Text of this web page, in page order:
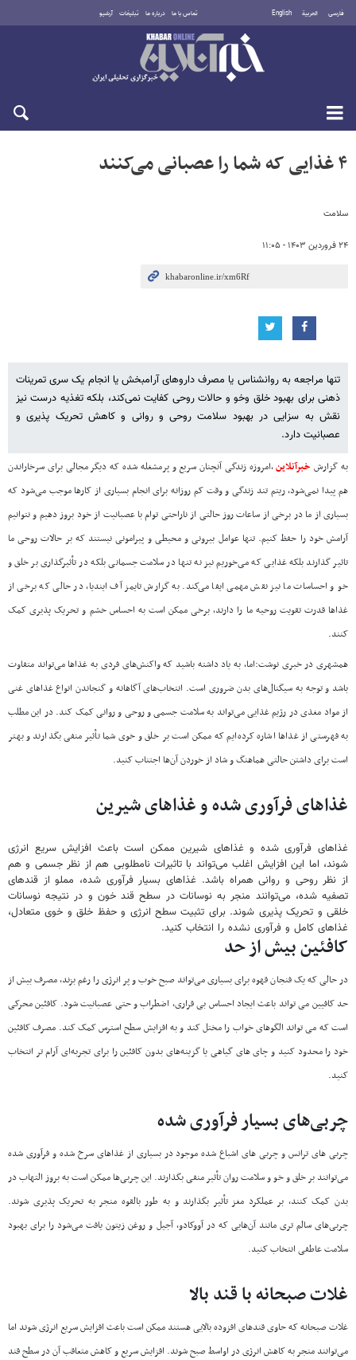
فارسی العربية English تماس با ما درباره ما تبلیغات آرشیو
پنجشنبه ۱۵ مرداد ۱۴۰۵
سلامت
۲۴ فروردین ۱۴۰۳ - ۱۱:۰۵
۴ غذایی که شما را عصبانی می‌کنند
تنها مراجعه به روانشناس یا مصرف داروهای آرامبخش یا انجام یک سری تمرینات
ذهنی برای بهبود خلق وخو و حالات روحی کفایت نمی‌کند، بلکه تغذیه درست نیز
نقش به سزایی در بهبود سلامت روحی و روانی و کاهش تحریک پذیری و
عصبانیت دارد.
به گزارش خبرآنلاین،امروزه زندگی آنچنان سریع و پرمشغله شده که دیگر مجالی برای سرخاراندن
هم پیدا نمی‌شود، ریتم تند زندگی و وقت کم روزانه برای انجام بسیاری از کارها موجب می‌شود که
بسیاری از ما در برخی از ساعات روز حالتی از ناراحتی توام با عصبانیت از خود بروز دهیم و نتوانیم
آرامش خود را حفظ کنیم. تنها عوامل بیرونی و محیطی و پیرامونی نیستند که بر حالات روحی ما
تاثیر گذارند بلکه غذایی که می‌خوریم نیز نه تنها در سلامت جسمانی بلکه در تأثیرگذاری بر خلق و
خو و احساسات ما نیز نقش مهمی ایفا می‌کند. به گزارش تایمز آف ایندیا، در حالی که برخی از
غذاها قدرت تقویت روحیه ما را دارند، برخی ممکن است به احساس خشم و تحریک پذیری کمک
کنند.
همشهری در خبری نوشت:اما، به یاد داشته باشید که واکنش‌های فردی به غذاها می‌تواند متفاوت
باشد و توجه به سیگنال‌های بدن ضروری است. انتخاب‌های آگاهانه و گنجاندن انواع غذاهای غنی
از مواد مغذی در رژیم غذایی می‌تواند به سلامت جسمی و روحی و روانی کمک کند. در این مطلب
به فهرستی از غذاها اشاره کرده‌ایم که ممکن است بر خلق و خوی شما تأثیر منفی بگذارند و بهتر
است برای داشتن حالتی هماهنگ و شاد از خوردن آن‌ها اجتناب کنید.
غذاهایفرآوریشدهوغذاهایشیرین
غذاهای فرآوری شده و غذاهای شیرین ممکن است باعث افزایش سریع انرژی
شوند، اما این افزایش اغلب می‌تواند با تاثیرات نامطلوبی هم از نظر جسمی و هم
از نظر روحی و روانی همراه باشد. غذاهای بسیار فرآوری شده، مملو از قندهای
تصفیه شده، می‌توانند منجر به نوسانات در سطح قند خون و در نتیجه نوسانات
خلقی و تحریک پذیری شوند. برای تثبیت سطح انرژی و حفظ خلق و خوی متعادل،
غذاهای کامل و فرآوری نشده را انتخاب کنید.
کافئینبیشازحد
در حالی که یک فنجان قهوه برای بسیاری می‌تواند صبح خوب و پر انرژی را رغم بزند، مصرف بیش از
حد کافیین می تواند باعث ایجاد احساس بی قراری، اضطراب و حتی عصبانیت شود. کافئین محرکی
است که می تواند الگوهای خواب را مختل کند و به افزایش سطح استرس کمک کند. مصرف کافئین
خود را محدود کنید و چای های گیاهی یا گزینه‌های بدون کافئین را برای تجربه‌ای آرام تر انتخاب
کنید.
چربی‌هایبسیارفرآوریشده
چربی های ترانس و چربی های اشباع شده موجود در بسیاری از غذاهای سرخ شده و فرآوری شده
می‌توانند بر خلق و خو و سلامت روان تأثیر منفی بگذارند. این چربی‌ها ممکن است به بروز التهاب در
بدن کمک کنند، بر عملکرد مغز تأثیر بگذارند و به طور بالقوه منجر به تحریک پذیری شوند.
چربی‌های سالم تری مانند آن‌هایی که در آووکادو، آجیل و روغن زیتون یافت می‌شود را برای بهبود
سلامت عاطفی انتخاب کنید.
غلاتصبحانهباقندبالا
غلات صبحانه که حاوی قندهای افزوده بالایی هستند ممکن است باعث افزایش سریع انرژی شوند اما
می‌توانند منجر به کاهش انرژی در اواسط صبح شوند. افزایش سریع و کاهش متعاقب آن در سطح قند